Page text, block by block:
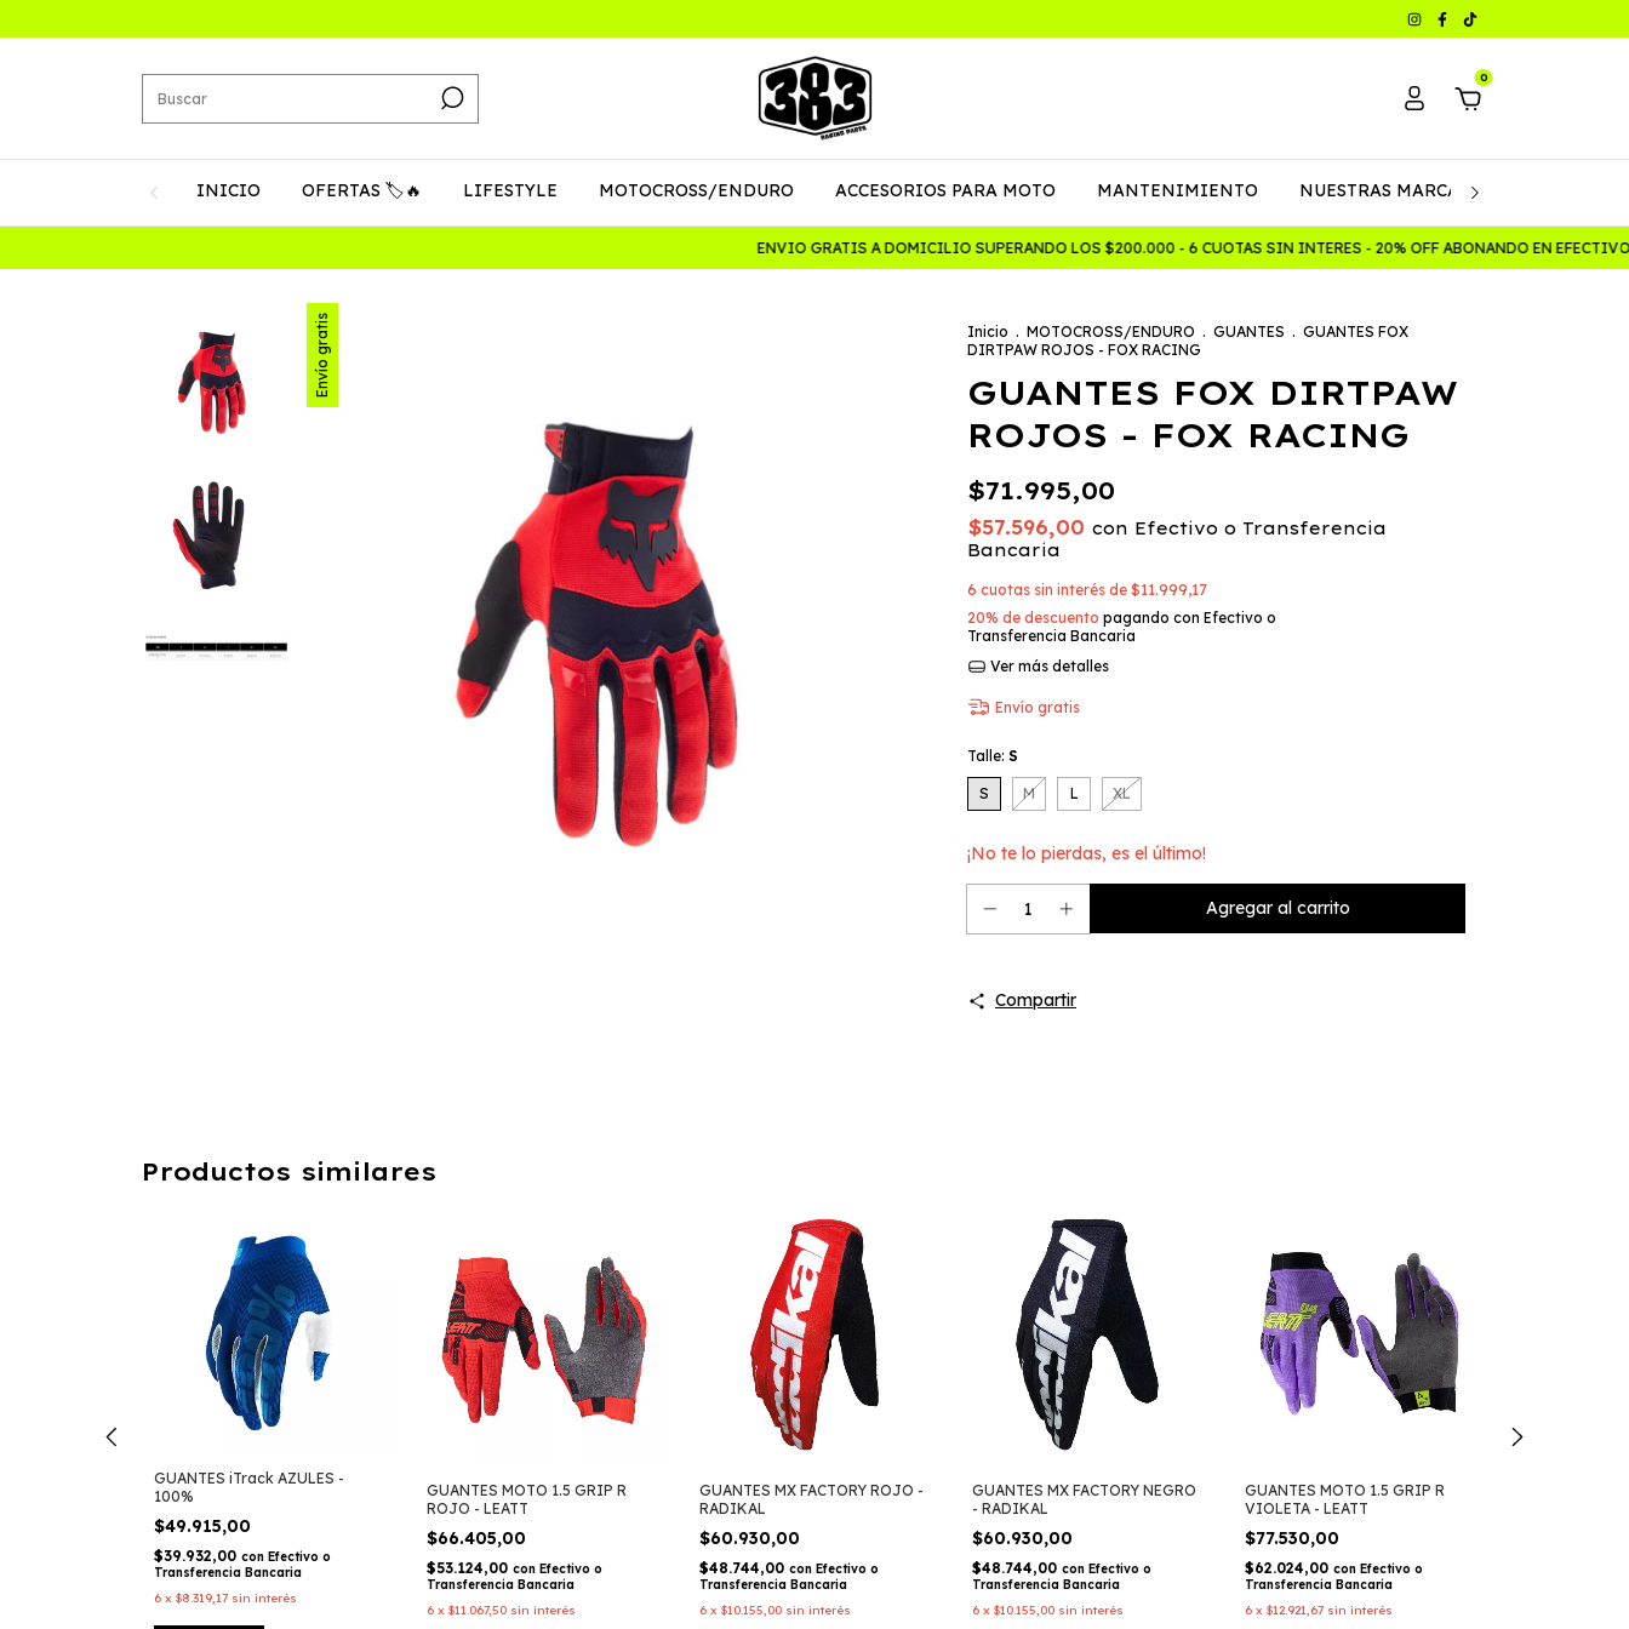
0
INICIO OFERTAS 🏷️🔥 LIFESTYLE MOTOCROSS/ENDURO ACCESORIOS PARA MOTO MANTENIMIENTO NUESTRAS MARCAS
ENVIO GRATIS A DOMICILIO SUPERANDO LOS $200.000 - 6 CUOTAS SIN INTERES - 20% OFF ABONANDO EN EFECTIVO/
Envío gratis Inicio . MOTOCROSS/ENDURO . GUANTES . GUANTES FOX
DIRTPAW ROJOS - FOX RACING
GUANTES FOX DIRTPAW
ROJOS - FOX RACING
$71.995,00
$57.596,00 con Efectivo o Transferencia
Bancaria
6 cuotas sin interés de $11.999,17
20% de descuento pagando con Efectivo o
Transferencia Bancaria
Ver más detalles
Envío gratis
Talle: S
S M L XL
¡No te lo pierdas, es el último!
Compartir
Productos similares
GUANTES iTrack AZULES -
100%
$49.915,00
$39.932,00 con Efectivo o
Transferencia Bancaria
6 x $8.319,17 sin interés
GUANTES MOTO 1.5 GRIP R
ROJO - LEATT
$66.405,00
$53.124,00 con Efectivo o
Transferencia Bancaria
6 x $11.067,50 sin interés
GUANTES MX FACTORY ROJO -
RADIKAL
$60.930,00
$48.744,00 con Efectivo o
Transferencia Bancaria
6 x $10.155,00 sin interés
GUANTES MX FACTORY NEGRO
- RADIKAL
$60.930,00
$48.744,00 con Efectivo o
Transferencia Bancaria
6 x $10.155,00 sin interés
GUANTES MOTO 1.5 GRIP R
VIOLETA - LEATT
$77.530,00
$62.024,00 con Efectivo o
Transferencia Bancaria
6 x $12.921,67 sin interés